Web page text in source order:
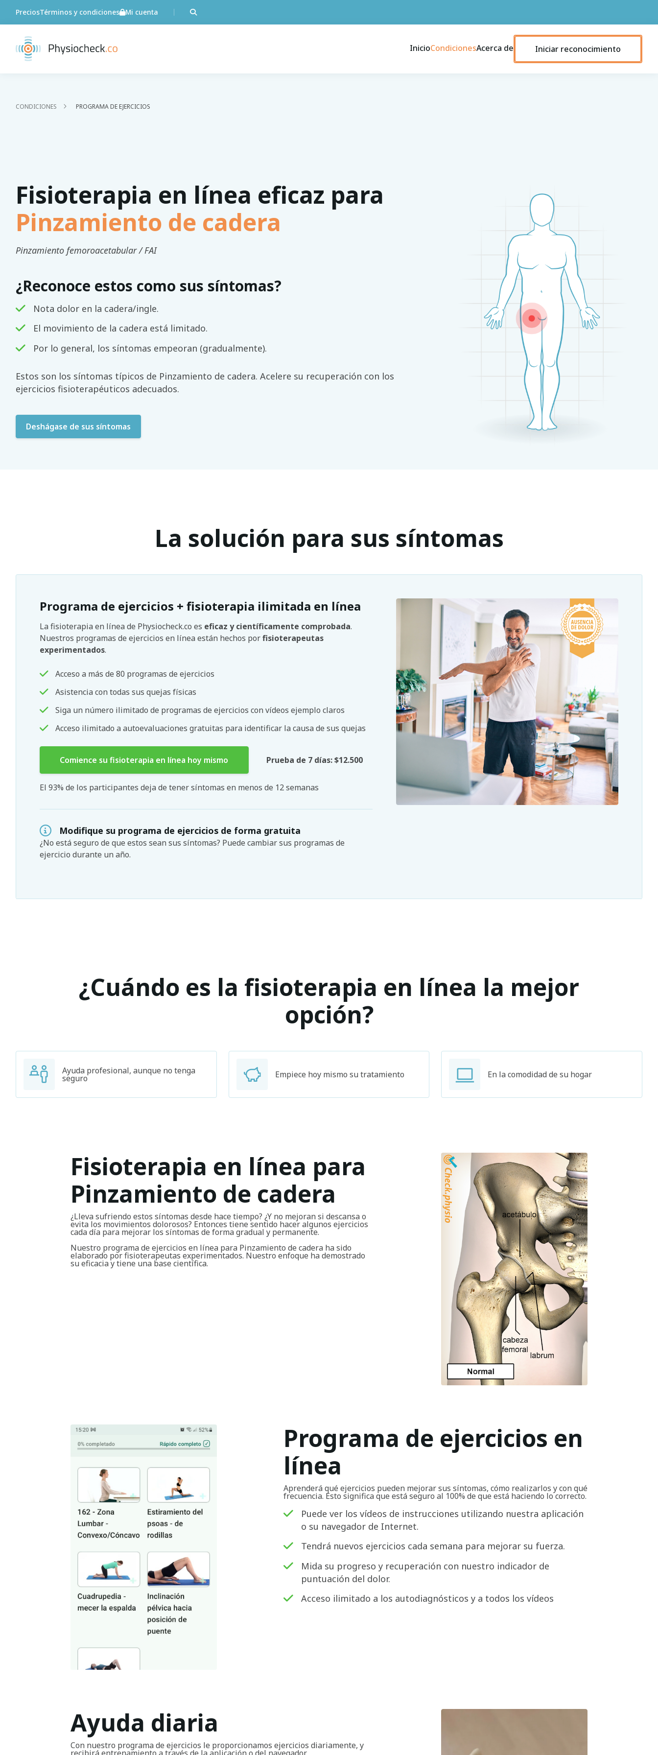
PreciosTérminos y condiciones Mi cuenta
InicioCondicionesAcerca de Iniciar reconocimiento
CONDICIONES PROGRAMA DE EJERCICIOS
Fisioterapia en línea eficaz para
Pinzamiento de cadera
Pinzamiento femoroacetabular / FAI
¿Reconoce estos como sus síntomas?
Nota dolor en la cadera/ingle.
El movimiento de la cadera está limitado.
Por lo general, los síntomas empeoran (gradualmente).
Estos son los síntomas típicos de Pinzamiento de cadera. Acelere su recuperación con los
ejercicios fisioterapéuticos adecuados.
Deshágase de sus síntomas
La solución para sus síntomas
Programa de ejercicios + fisioterapia ilimitada en línea
La fisioterapia en línea de Physiocheck.co es eficaz y científicamente comprobada.
Nuestros programas de ejercicios en línea están hechos porfisioterapeutas
experimentados.
Acceso a más de 80 programas de ejercicios
Asistencia con todas sus quejas físicas
Siga un número ilimitado de programas de ejercicios con vídeos ejemplo claros
Acceso ilimitado a autoevaluaciones gratuitas para identificar la causa de sus quejas
Comience su fisioterapia en línea hoy mismo Prueba de 7 días: $12.500
El 93% de los participantes deja de tener síntomas en menos de 12 semanas
Modifique su programa de ejercicios de forma gratuita
¿No está seguro de que estos sean sus síntomas? Puede cambiar sus programas de
ejercicio durante un año.
¿Cuándo es la fisioterapia en línea la mejor
opción?
Ayuda profesional, aunque no tenga
seguro Empiece hoy mismo su tratamiento En la comodidad de su hogar
Fisioterapia en línea para
Pinzamiento de cadera
¿Lleva sufriendo estos síntomas desde hace tiempo? ¿Y no mejoran si descansa o
evita los movimientos dolorosos? Entonces tiene sentido hacer algunos ejercicios
cada día para mejorar los síntomas de forma gradual y permanente.
Nuestro programa de ejercicios en línea para Pinzamiento de cadera ha sido
elaborado por fisioterapeutas experimentados. Nuestro enfoque ha demostrado
su eficacia y tiene una base científica.
Programa de ejercicios en
línea
Aprenderá qué ejercicios pueden mejorar sus síntomas, cómo realizarlos y con qué
frecuencia. Esto significa que está seguro al 100% de que está haciendo lo correcto.
Puede ver los vídeos de instrucciones utilizando nuestra aplicación
o su navegador de Internet.
Tendrá nuevos ejercicios cada semana para mejorar su fuerza.
Mida su progreso y recuperación con nuestro indicador de
puntuación del dolor.
Acceso ilimitado a los autodiagnósticos y a todos los vídeos
Ayuda diaria
Con nuestro programa de ejercicios le proporcionamos ejercicios diariamente, y